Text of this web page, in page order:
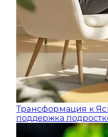
Трансформация к
поддержка